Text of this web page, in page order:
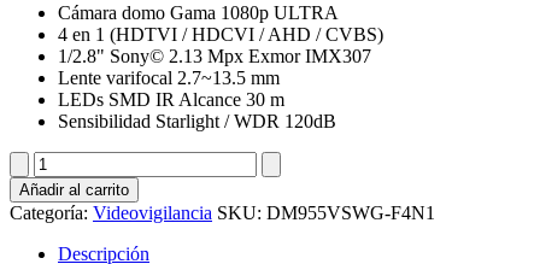
Cámara domo Gama 1080p ULTRA
4 en 1 (HDTVI / HDCVI / AHD / CVBS)
1/2.8" Sony© 2.13 Mpx Exmor IMX307
Lente varifocal 2.7~13.5 mm
LEDs SMD IR Alcance 30 m
Sensibilidad Starlight / WDR 120dB
DM955VSWG-
F4N1
cantidad
Añadir al carrito
Categoría: Videovigilancia SKU: DM955VSWG-F4N1
Descripción